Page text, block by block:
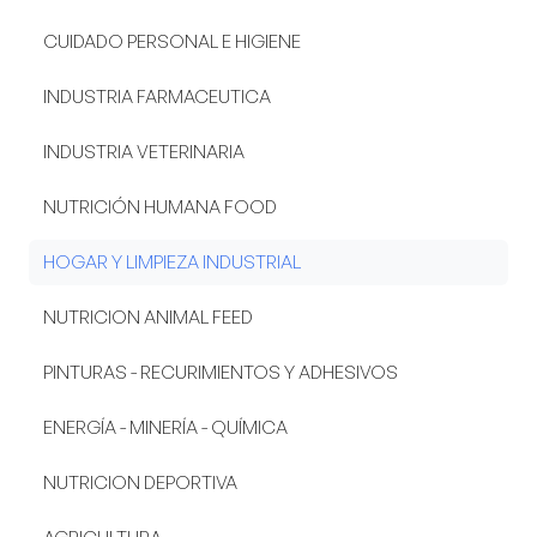
CUIDADO PERSONAL E HIGIENE
INDUSTRIA FARMACEUTICA
INDUSTRIA VETERINARIA
NUTRICIÓN HUMANA FOOD
HOGAR Y LIMPIEZA INDUSTRIAL
NUTRICION ANIMAL FEED
PINTURAS - RECURIMIENTOS Y ADHESIVOS
ENERGÍA - MINERÍA - QUÍMICA
NUTRICION DEPORTIVA